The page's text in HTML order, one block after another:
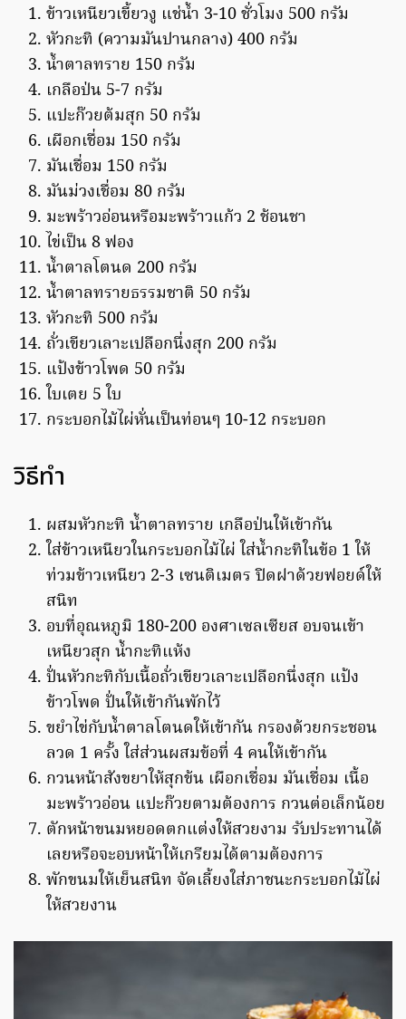
ข้าวเหนียวเขี้ยวงู แช่น้ำ 3-10 ชั่วโมง 500 กรัม
หัวกะทิ (ความมันปานกลาง) 400 กรัม
น้ำตาลทราย 150 กรัม
เกลือป่น 5-7 กรัม
แปะก๊วยต้มสุก 50 กรัม
เผือกเชื่อม 150 กรัม
มันเชื่อม 150 กรัม
มันม่วงเชื่อม 80 กรัม
มะพร้าวอ่อนหรือมะพร้าวแก้ว 2 ช้อนชา
ไข่เป็น 8 ฟอง
น้ำตาลโตนด 200 กรัม
น้ำตาลทรายธรรมชาติ 50 กรัม
หัวกะทิ 500 กรัม
ถั่วเขียวเลาะเปลือกนึ่งสุก 200 กรัม
แป้งข้าวโพด 50 กรัม
ใบเตย 5 ใบ
กระบอกไม้ไผ่หั่นเป็นท่อนๆ 10-12 กระบอก
วิธีทำ
ผสมหัวกะทิ น้ำตาลทราย เกลือป่นให้เข้ากัน
ใส่ข้าวเหนียวในกระบอกไม้ไผ่ ใส่น้ำกะทิในข้อ 1 ให้
ท่วมข้าวเหนียว 2-3 เซนติเมตร ปิดฝาด้วยฟอยด์ให้
สนิท
อบที่อุณหภูมิ 180-200 องศาเซลเซียส อบจนเข้า
เหนียวสุก น้ำกะทิแห้ง
ปั่นหัวกะทิกับเนื้อถั่วเขียวเลาะเปลือกนึ่งสุก แป้ง
ข้าวโพด ปั่นให้เข้ากันพักไว้
ขยำไข่กับน้ำตาลโตนดให้เข้ากัน กรองด้วยกระชอน
ลวด 1 ครั้ง ใส่ส่วนผสมข้อที่ 4 คนให้เข้ากัน
กวนหน้าสังขยาให้สุกข้น เผือกเชื่อม มันเชื่อม เนื้อ
มะพร้าวอ่อน แปะก๊วยตามต้องการ กวนต่อเล็กน้อย
ตักหน้าขนมหยอดตกแต่งให้สวยงาม รับประทานได้
เลยหรือจะอบหน้าให้เกรียมได้ตามต้องการ
พักขนมให้เย็นสนิท จัดเลี้ยงใส่ภาชนะกระบอกไม้ไผ่
ให้สวยงาน